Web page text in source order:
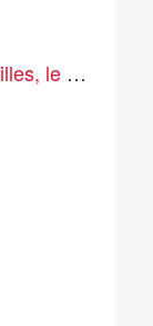
manga